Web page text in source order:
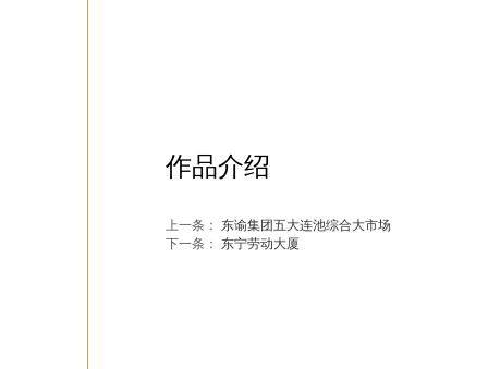
作品介绍
上一条： 东谕集团五大连池综合大市场
下一条： 东宁劳动大厦